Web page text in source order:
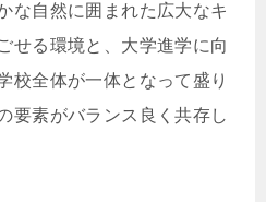
な自然に囲まれた広大なキ
せる環境と、大学進学に向
校全体が一体となって盛り
要素がバランス良く共存し